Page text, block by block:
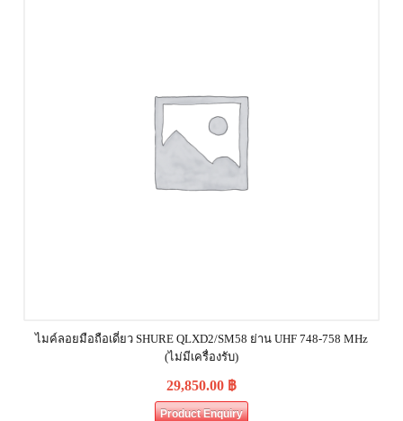
ไมค์ลอยมือถือเดี่ยว SHURE QLXD2/SM58 ย่าน UHF 748-758 MHz
(ไม่มีเครื่องรับ)
29,850.00 ฿
Product Enquiry